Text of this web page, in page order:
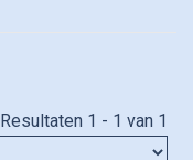
Resultaten 1 - 1 van 1